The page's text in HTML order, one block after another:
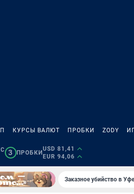
КУРСЫ ВАЛЮТ ПРОБКИ ZODY
3 ПРОБКИ
USD 81,41
EUR 94,06
Заказное убийство в